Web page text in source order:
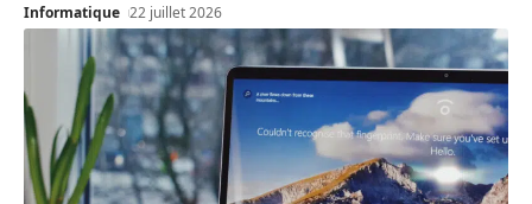
Informatique 22 juillet 2026